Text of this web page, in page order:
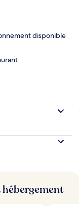
disponible
hébergement